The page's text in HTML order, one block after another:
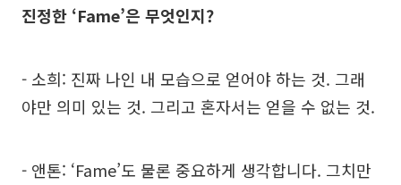
진정한 ‘Fame’은 무엇인지?
- 소희: 진짜 나인 내 모습으로 얻어야 하는 것. 그래
야만 의미 있는 것. 그리고 혼자서는 얻을 수 없는 것.
- 앤톤: ‘Fame’도 물론 중요하게 생각합니다. 그치만